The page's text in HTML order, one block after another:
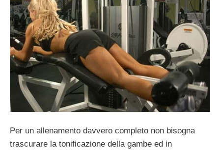
Per un allenamento davvero completo non bisogna
trascurare la tonificazione della gambe ed in